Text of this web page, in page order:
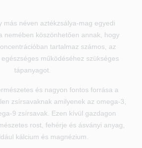
más néven aztékzsálya-mag egyedi
nemében köszönhetően annak, hogy
tartalmaz számos, az
működéséhez szükséges
tápanyagot.
és nagyon fontos forrása a
zsírsavaknak amilyenek az omega-3,
9 zsírsavak. Ezen kívül gazdagon
rost, fehérje és ásványi anyag,
kálcium és magnézium.